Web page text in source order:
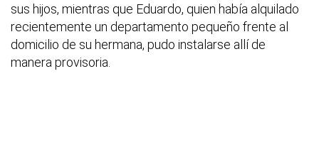
sus hijos, mientras que Eduardo, quien había alquilado
recientemente un departamento pequeño frente al
domicilio de su hermana, pudo instalarse allí de
manera provisoria.